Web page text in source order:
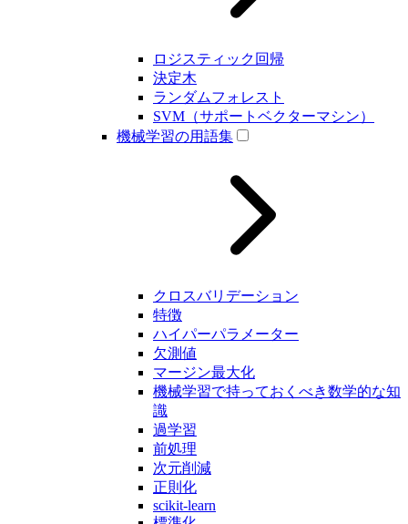
ロジスティック回帰
決定木
ランダムフォレスト
SVM（サポートベクターマシン）
機械学習の用語集
クロスバリデーション
特徴
ハイパーパラメーター
欠測値
マージン最大化
機械学習で持っておくべき数学的な知
識
過学習
前処理
次元削減
正則化
scikit-learn